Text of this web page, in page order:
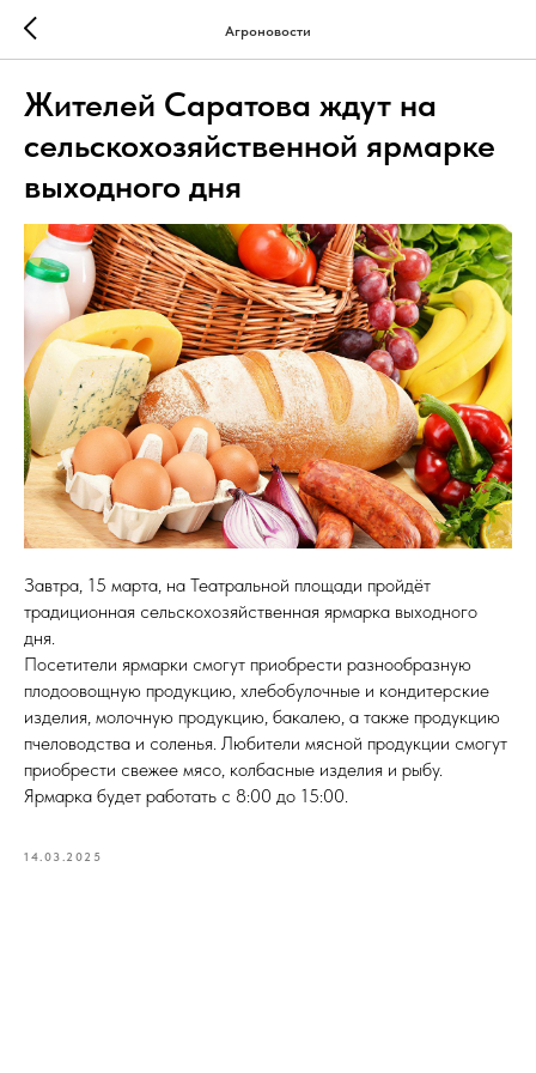
Агроновости
Жителей Саратова ждут на
сельскохозяйственной ярмарке
выходного дня
Завтра, 15 марта, на Театральной площади пройдёт
традиционная сельскохозяйственная ярмарка выходного
дня.
Посетители ярмарки смогут приобрести разнообразную
плодоовощную продукцию, хлебобулочные и кондитерские
изделия, молочную продукцию, бакалею, а также продукцию
пчеловодства и соленья. Любители мясной продукции смогут
приобрести свежее мясо, колбасные изделия и рыбу.
Ярмарка будет работать с 8:00 до 15:00.
14.03.2025